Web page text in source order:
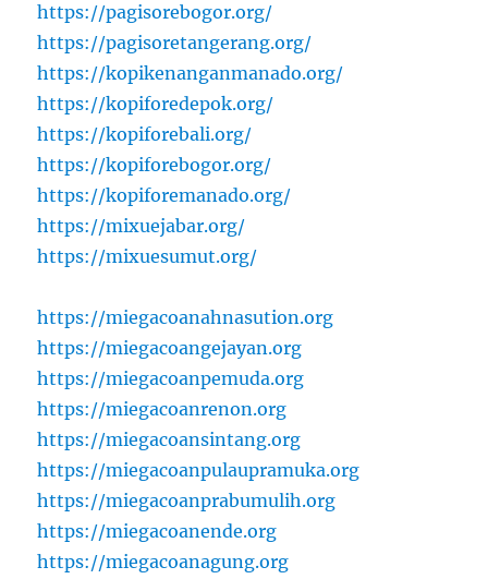
https://pagisorebogor.org/
https://pagisoretangerang.org/
https://kopikenanganmanado.org/
https://kopiforedepok.org/
https://kopiforebali.org/
https://kopiforebogor.org/
https://kopiforemanado.org/
https://mixuejabar.org/
https://mixuesumut.org/
https://miegacoanahnasution.org
https://miegacoangejayan.org
https://miegacoanpemuda.org
https://miegacoanrenon.org
https://miegacoansintang.org
https://miegacoanpulaupramuka.org
https://miegacoanprabumulih.org
https://miegacoanende.org
https://miegacoanagung.org